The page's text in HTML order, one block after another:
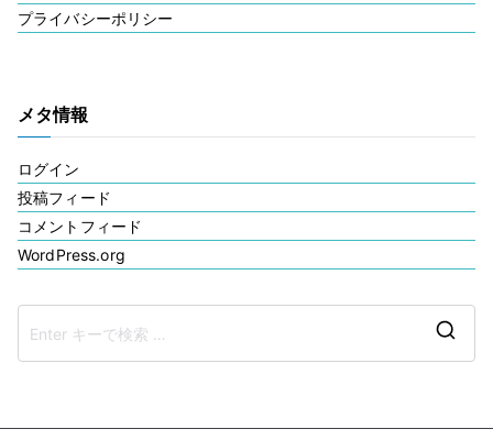
プライバシーポリシー
メタ情報
ログイン
投稿フィード
コメントフィード
WordPress.org
果: